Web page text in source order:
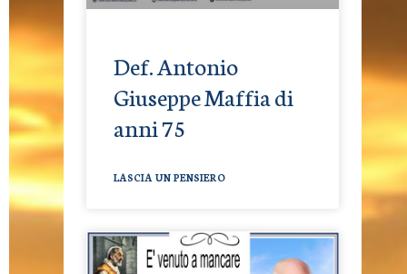
Def. Antonio
Giuseppe Maffia di
anni 75
LASCIA UN PENSIERO